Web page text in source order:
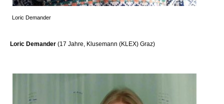
Loric Demander
Loric Demander (17 Jahre, Klusemann (KLEX) Graz)